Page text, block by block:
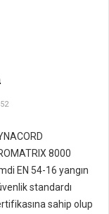
8000
EN 54-16 yangın
standardı
sahip olup